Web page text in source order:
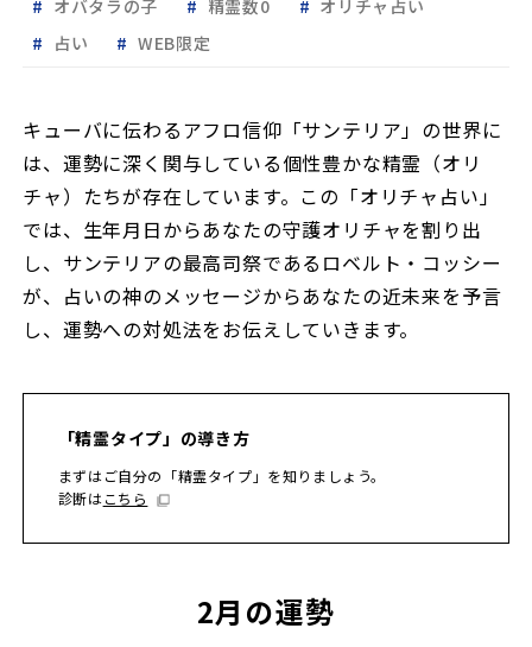
オバタラの子 精霊数0
オリチャ占い
占い
WEB限定
キューバに伝わるアフロ信仰「サンテリア」の世界に
は、運勢に深く関与している個性豊かな精霊（オリ
チャ）たちが存在しています。この「オリチャ占い」
では、生年月日からあなたの守護オリチャを割り出
し、サンテリアの最高司祭であるロベルト・コッシー
が、占いの神のメッセージからあなたの近未来を予言
し、運勢への対処法をお伝えしていきます。
「精霊タイプ」の導き方
まずはご自分の「精霊タイプ」を知りましょう。
診断はこちら
2月の運勢